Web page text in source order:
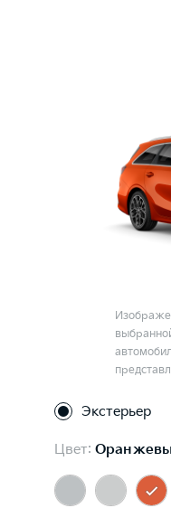
Экстерьер
Цвет: